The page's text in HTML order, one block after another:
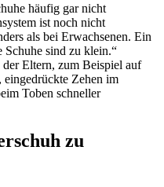
häufig gar nicht
ist noch nicht
als bei Erwachsenen. Ein
Schuhe sind zu klein.“
Eltern, zum Beispiel auf
eingedrückte Zehen im
Toben schneller
zu